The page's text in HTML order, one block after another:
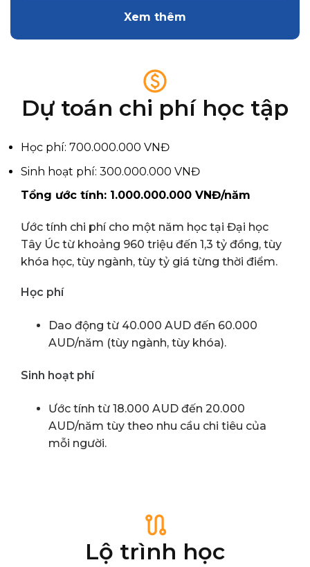
Xem thêm
Dự toán chi phí học tập
Học phí: 700.000.000 VNĐ
Sinh hoạt phí: 300.000.000 VNĐ
Tổng ước tính: 1.000.000.000 VNĐ/năm
Ước tính chi phí cho một năm học tại Đại học
Tây Úc từ khoảng 960 triệu đến 1,3 tỷ đồng, tùy
khóa học, tùy ngành, tùy tỷ giá từng thời điểm.
Học phí
Dao động từ 40.000 AUD đến 60.000
AUD/năm (tùy ngành, tùy khóa).
Sinh hoạt phí
Ước tính từ 18.000 AUD đến 20.000
AUD/năm tùy theo nhu cầu chi tiêu của
mỗi người.
Lộ trình học